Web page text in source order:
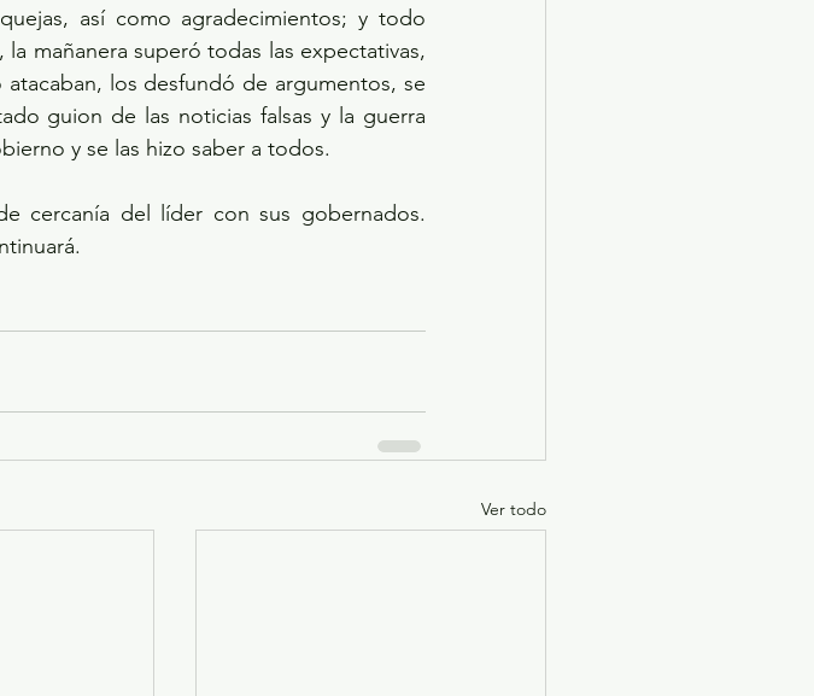
así como agradecimientos; y todo
mañanera superó todas las expectativas,
los desfundó de argumentos, se
guion de las noticias falsas y la guerra
y se las hizo saber a todos.
cercanía del líder con sus gobernados.
Ver todo